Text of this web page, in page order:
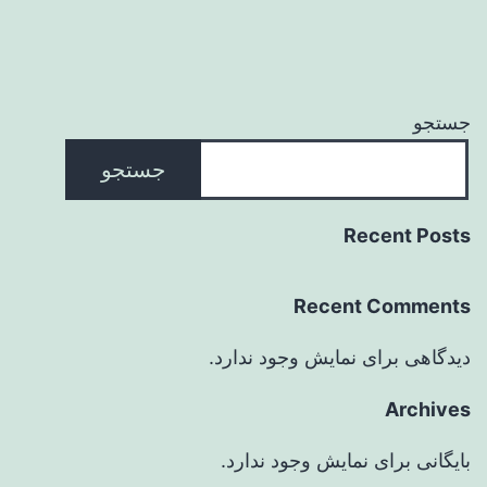
جستجو
جستجو
Recent Posts
Recent Comments
دیدگاهی برای نمایش وجود ندارد.
Archives
بایگانی برای نمایش وجود ندارد.